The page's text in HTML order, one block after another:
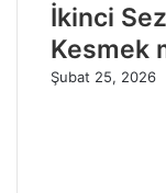
İkinci
Kesmek
Şubat 25, 2026